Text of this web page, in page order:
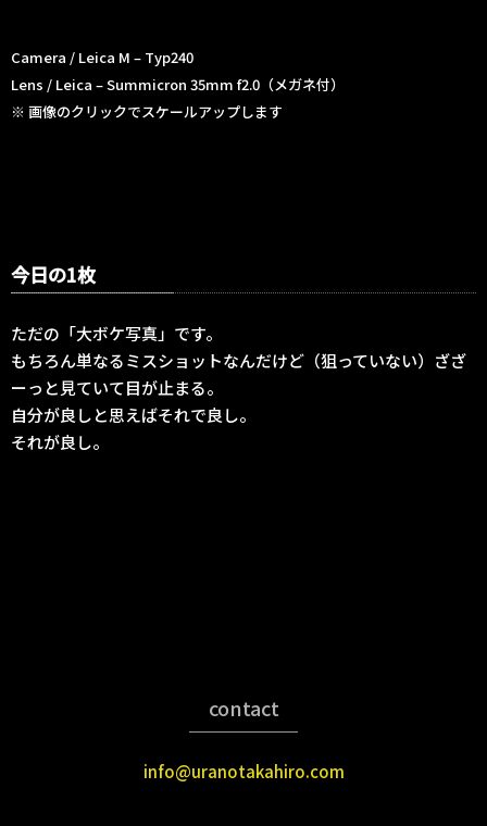
Camera / Leica M – Typ240
Lens / Leica – Summicron 35mm f2.0（メガネ付）
※ 画像のクリックでスケールアップします
今日の1枚
ただの「大ボケ写真」です。
もちろん単なるミスショットなんだけど（狙っていない）ざざ
ーっと見ていて目が止まる。
自分が良しと思えばそれで良し。
それが良し。
contact
info@uranotakahiro.com